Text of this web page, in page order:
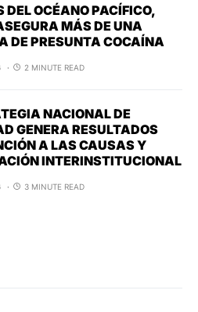
DEL OCÉANO PACÍFICO,
MÁS DE UNA
DE PRESUNTA COCAÍNA
2 MINUTE READ
NACIONAL DE
GENERA RESULTADOS
A LAS CAUSAS Y
INTERINSTITUCIONAL
3 MINUTE READ